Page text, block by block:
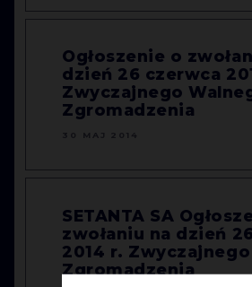
Ogłoszenie o
dzień 26 czerwca
Zwyczajnego
Zgromadzenia
SETANTA SA
zwołaniu na dzień
2014 r.
Zgromadzenia